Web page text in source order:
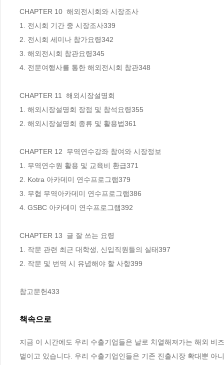
CHAPTER 10  해외전시회와 시장조사
1. 전시회 기간 중 시장조사339
2. 전시회 세미나 참가요령342
3. 해외전시회 참관요령345
4. 전문여행사를 통한 해외전시회 참관348
CHAPTER 11  해외시장설명회
1. 해외시장설명회 장점 및 참석요령355
2. 해외시장설명회 종류 및 활용법361
CHAPTER 12  무역연수강좌 참여와 시장정보
1. 무역연수원 활용 및 교육비 환급371
2. Kotra 아카데미 연수프로그램379
3. 무협 무역아카데미 연수프로그램386
4. GSBC 아카데미 연수프로그램392
CHAPTER 13  글 잘 쓰는 요령
1. 작문 관련 최근 대학생, 신입직원들의 실태397
2. 작문 및 번역 시 유념해야 할 사항399
참고문헌433
책속으로
지금 이 시간에도 우리 수출기업들은 날로 치열해져가는 해외 비
벌이고 있습니다. 우리 수출기업인들은 기존 진출시장 확대뿐 아